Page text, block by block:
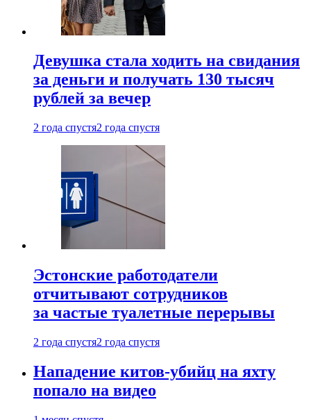
Девушка стала ходить на свидания
за деньги и получать 130 тысяч
рублей за вечер
2 года спустя2 года спустя
Эстонские работодатели
отчитывают сотрудников
за частые туалетные перерывы
2 года спустя2 года спустя
Нападение китов-убийц на яхту
попало на видео